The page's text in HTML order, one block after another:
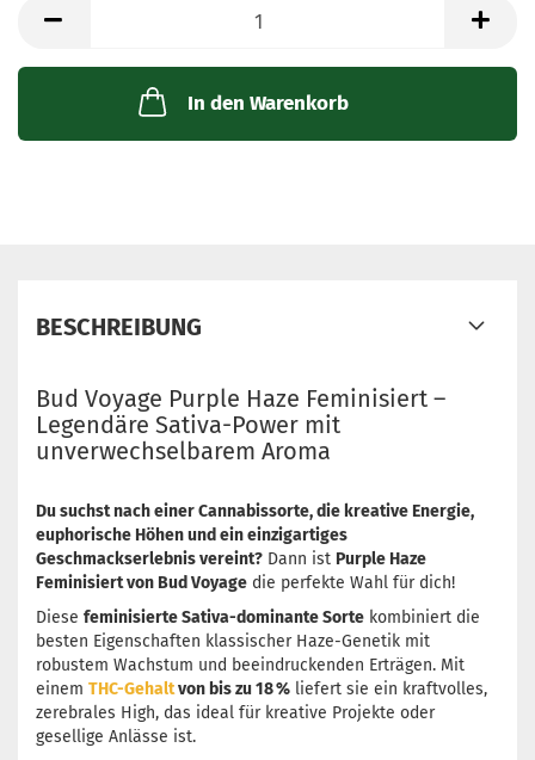
Samen
In den Warenkorb
BESCHREIBUNG
Bud Voyage Purple Haze Feminisiert –
Legendäre Sativa-Power mit
unverwechselbarem Aroma
Du suchst nach einer Cannabissorte, die kreative Energie,
euphorische Höhen und ein einzigartiges
Geschmackserlebnis vereint? Dann ist Purple Haze
Feminisiert von Bud Voyage die perfekte Wahl für dich!
Diese feminisierte Sativa-dominante Sorte kombiniert die
besten Eigenschaften klassischer Haze-Genetik mit
robustem Wachstum und beeindruckenden Erträgen. Mit
einem THC-Gehaltvon bis zu 18 % liefert sie ein kraftvolles,
zerebrales High, das ideal für kreative Projekte oder
gesellige Anlässe ist.